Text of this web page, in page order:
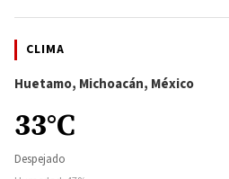
CLIMA
Huetamo, Michoacán, México
33°C
Despejado